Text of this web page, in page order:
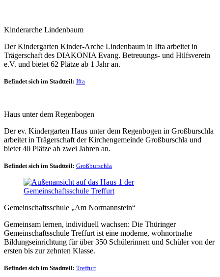
Kinderarche Lindenbaum
Der Kindergarten Kinder-Arche Lindenbaum in Ifta arbeitet in
Trägerschaft des DIAKONIA Evang. Betreuungs- und Hilfsverein
e.V. und bietet 62 Plätze ab 1 Jahr an.
Befindet sich im Stadtteil: Ifta
Haus unter dem Regenbogen
Der ev. Kindergarten Haus unter dem Regenbogen in Großburschla
arbeitet in Trägerschaft der Kirchengemeinde Großburschla und
bietet 40 Plätze ab zwei Jahren an.
Befindet sich im Stadtteil: Großburschla
Gemeinschaftsschule „Am Normannstein“
Gemeinsam lernen, individuell wachsen: Die Thüringer
Gemeinschaftsschule Treffurt ist eine moderne, wohnortnahe
Bildungseinrichtung für über 350 Schülerinnen und Schüler von der
ersten bis zur zehnten Klasse.
Befindet sich im Stadtteil: Treffurt